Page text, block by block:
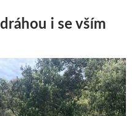
i se vším